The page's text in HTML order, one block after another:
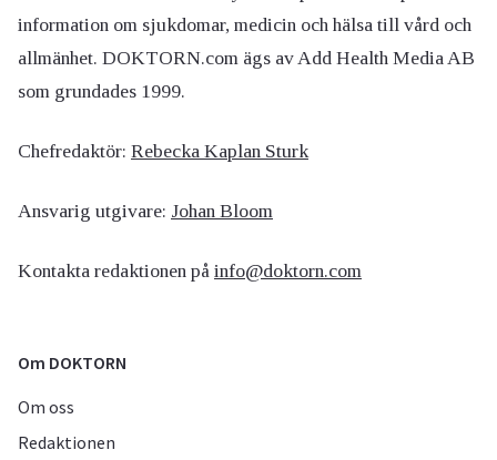
information om sjukdomar, medicin och hälsa till vård och
allmänhet. DOKTORN.com ägs av Add Health Media AB
som grundades 1999.
Chefredaktör: Rebecka Kaplan Sturk
Ansvarig utgivare: Johan Bloom
Kontakta redaktionen på info@doktorn.com
Om DOKTORN
Om oss
Redaktionen